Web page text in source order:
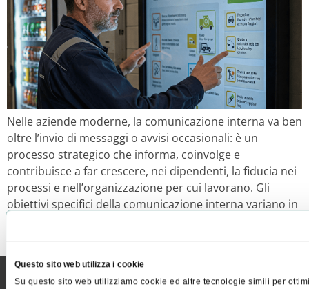
Questo sito web utilizza i cookie
Su questo sito web utilizziamo cookie ed altre tecnologie simili per
Nelle aziende moderne, la comunicazione interna va ben
oltre l’invio di messaggi o avvisi occasionali: è un
processo strategico che informa, coinvolge e
contribuisce a far crescere, nei dipendenti, la fiducia nei
processi e nell’organizzazione per cui lavorano. Gli
obiettivi specifici della comunicazione interna variano in
[…]